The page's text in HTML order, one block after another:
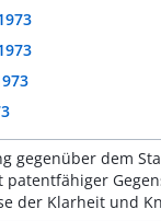
gegenüber dem
der Klarheit und